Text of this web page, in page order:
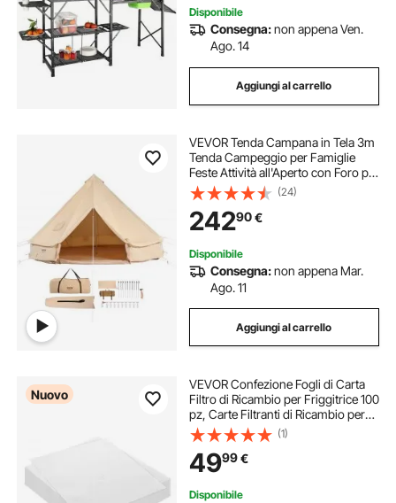
Disponibile
Consegna:non appena Ven.
Ago. 14
Aggiungi al carrello
VEVOR Tenda Campana in Tela 3m
Tenda Campeggio per Famiglie
Feste Attività all'Aperto con Foro per
Stufa a Legna e Borse di Stoccaggio
Capienza ca. 4 Persone, BBQ
Esterno, Gruppi all'Aperto, Caccia
(24)
24290€
Disponibile
Consegna:non appena Mar.
Ago. 11
Aggiungi al carrello
Nuovo
VEVOR Confezione Fogli di Carta
Filtro di Ricambio per Friggitrice 100
pz, Carte Filtranti di Ricambio per
Friggitrice per Cucina, Dimensioni
380 x 330 mm, Ristoranti, Bar, BBQ,
Filtrazione dell'Olio
(1)
4999€
Disponibile